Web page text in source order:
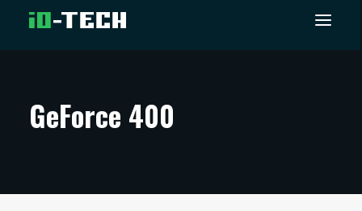
ARTIKKELIT
TECHBBS
GeForce 400